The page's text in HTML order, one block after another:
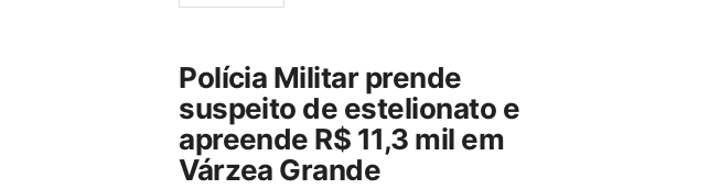
Polícia Militar prende
suspeito de estelionato e
apreende R$ 11,3 mil em
Várzea Grande